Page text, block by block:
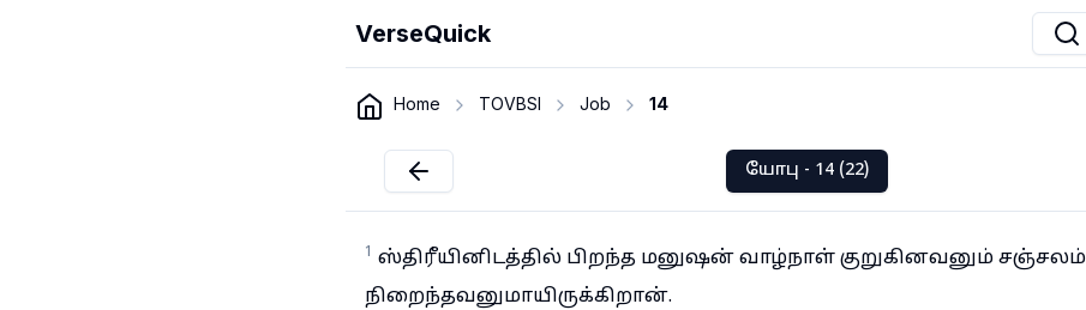
VerseQuick
Home TOVBSI Job 14
யோபு - 14 (22)
1 ஸ்திரீயினிடத்தில் பிறந்த மனுஷன் வாழ்நாள் குறுகினவனும் சஞ்சலம்
நிறைந்தவனுமாயிருக்கிறான்.